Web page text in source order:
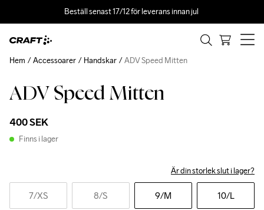
Beställ senast 17/12 för leverans innan jul
ADV Speed Mitten
400 SEK
Finns i lager
Är din storlek slut i lager?
7/XS 8/S 9/M 10/L
Hem Accessoarer Handskar ADV Speed Mitten